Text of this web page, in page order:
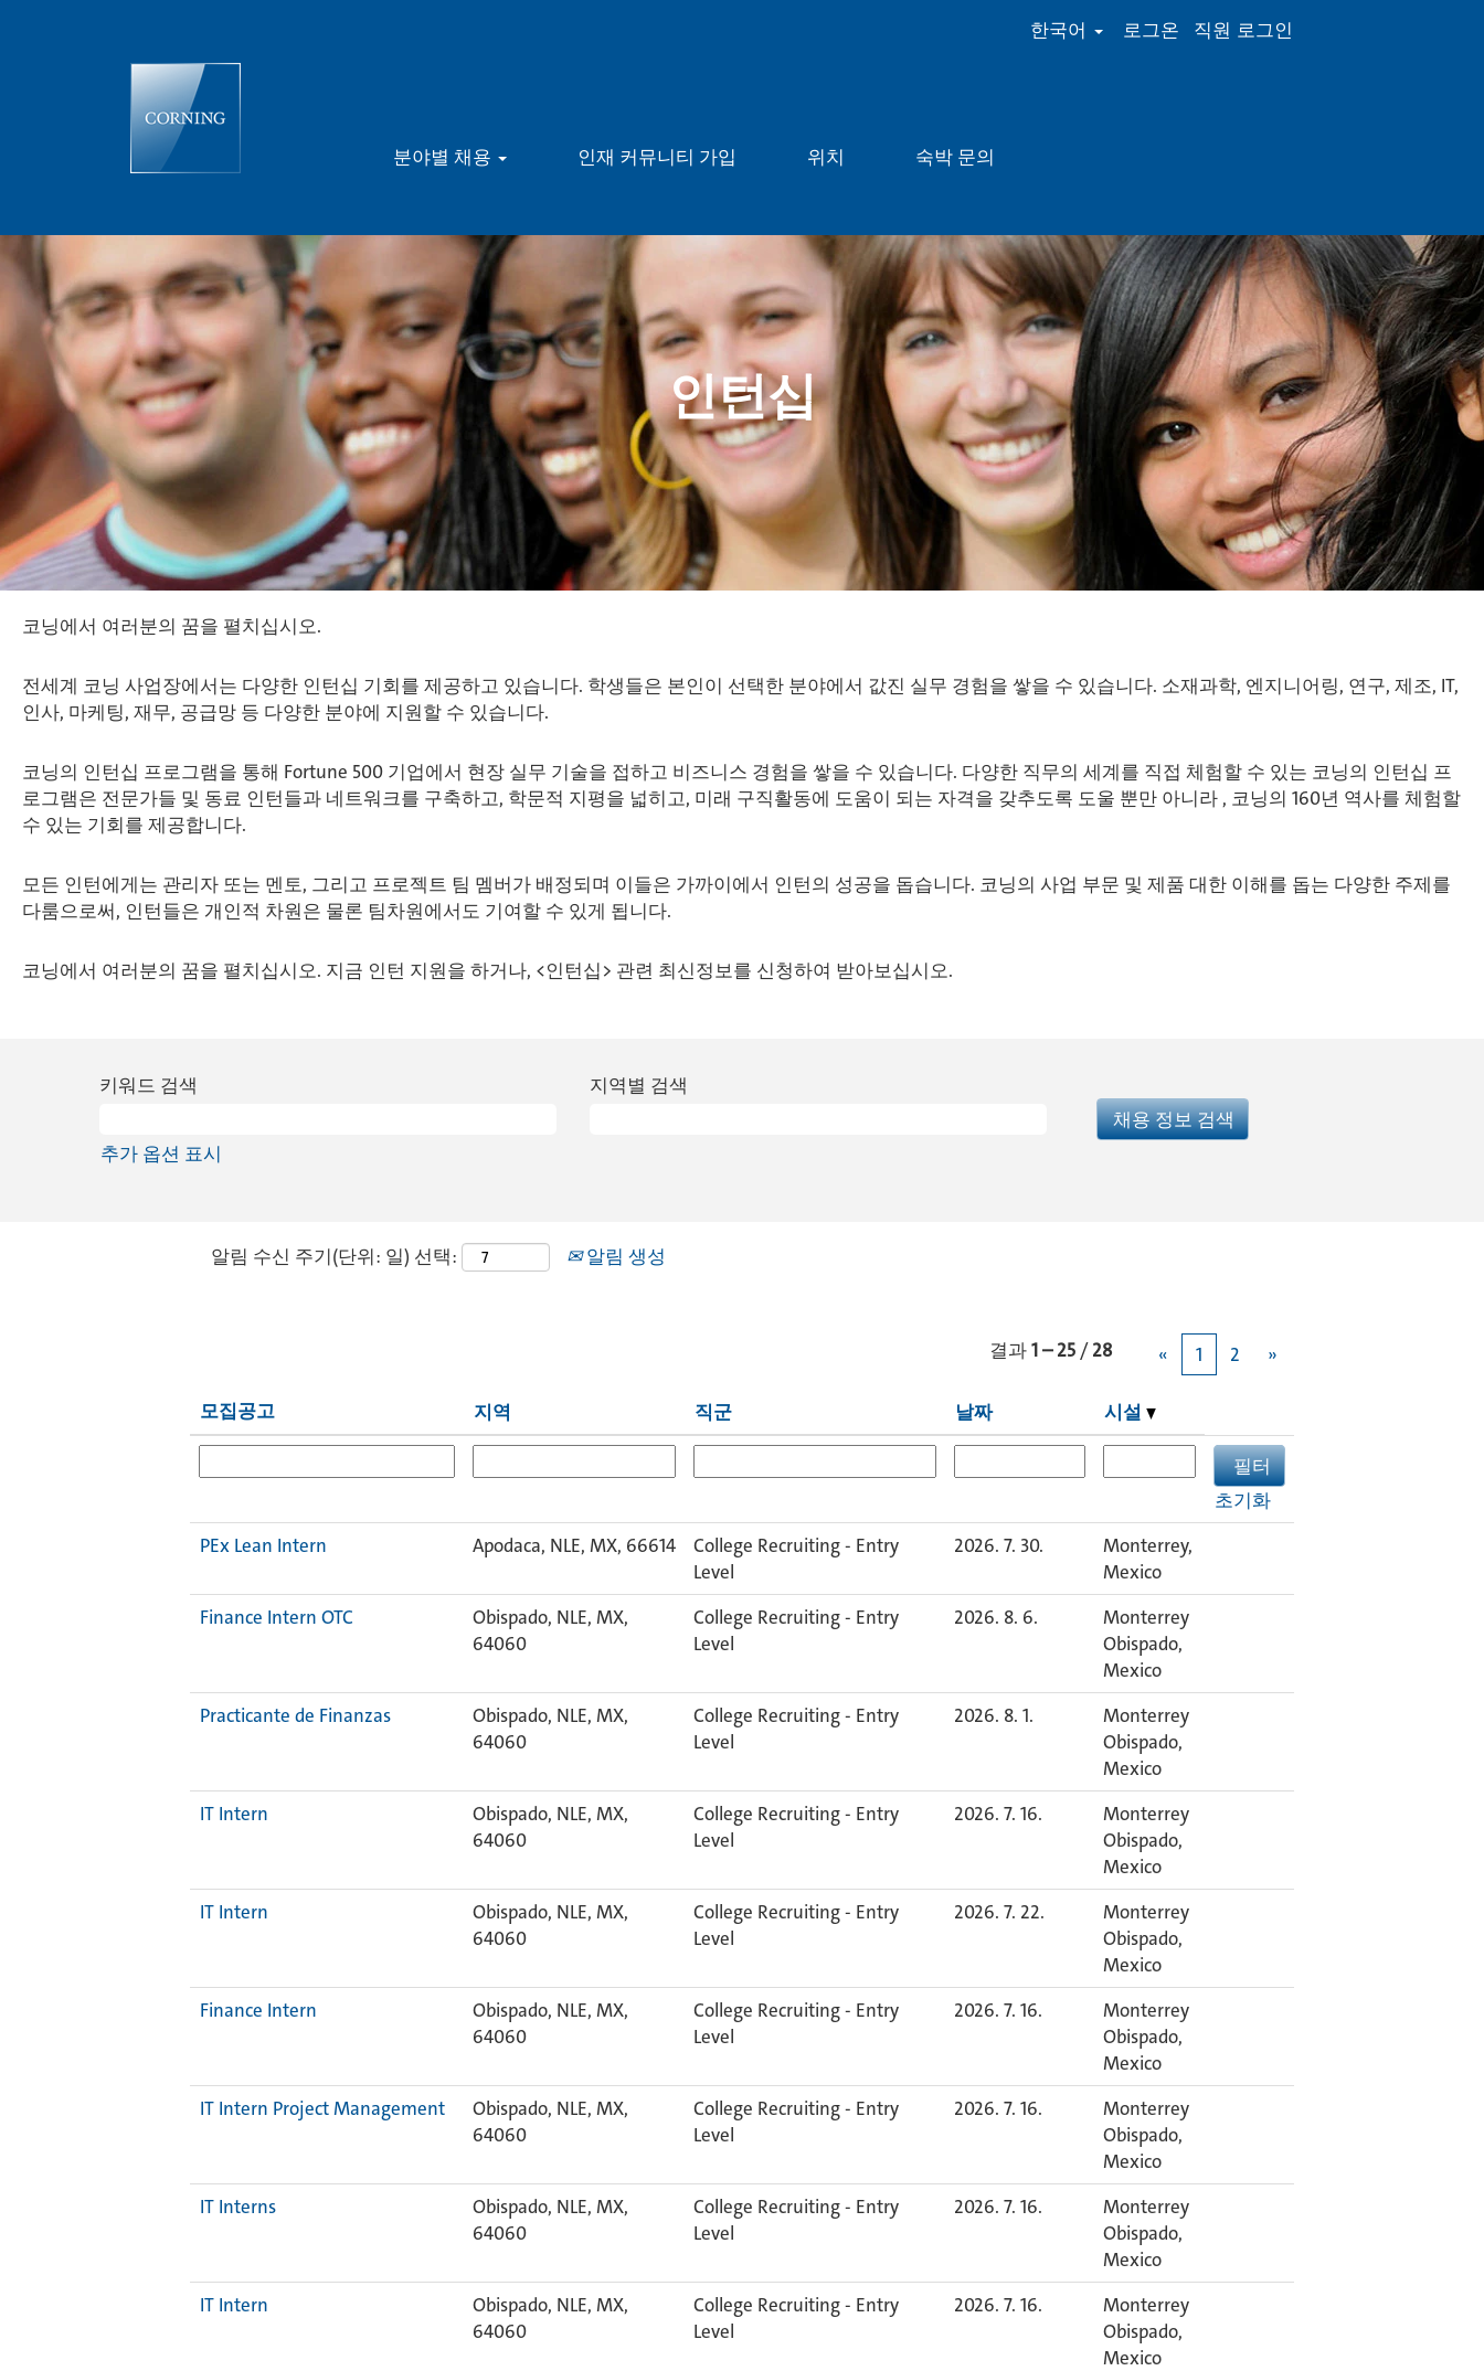
한국어 로그온 직원 로그인
분야별 채용 인재 커뮤니티 가입 위치 숙박 문의
턴
십
인턴십
코닝에서 여러분의 꿈을 펼치십시오.
전세계 코닝 사업장에서는 다양한 인턴십 기회를 제공하고 있습니다. 학생들은 본인이 선택한 분야에서 값진 실무 경험을 쌓을 수 있습니다. 소재과학, 엔지니어링, 연구, 제조, IT,
인사, 마케팅, 재무, 공급망 등 다양한 분야에 지원할 수 있습니다.
코닝의 인턴십 프로그램을 통해 Fortune 500 기업에서 현장 실무 기술을 접하고 비즈니스 경험을 쌓을 수 있습니다. 다양한 직무의 세계를 직접 체험할 수 있는 코닝의 인턴십 프
로그램은 전문가들 및 동료 인턴들과 네트워크를 구축하고, 학문적 지평을 넓히고, 미래 구직활동에 도움이 되는 자격을 갖추도록 도울 뿐만 아니라 , 코닝의 160년 역사를 체험할
수 있는 기회를 제공합니다.
모든 인턴에게는 관리자 또는 멘토, 그리고 프로젝트 팀 멤버가 배정되며 이들은 가까이에서 인턴의 성공을 돕습니다. 코닝의 사업 부문 및 제품 대한 이해를 돕는 다양한 주제를
다룸으로써, 인턴들은 개인적 차원은 물론 팀차원에서도 기여할 수 있게 됩니다.
코닝에서 여러분의 꿈을 펼치십시오. 지금 인턴 지원을 하거나, <인턴십> 관련 최신정보를 신청하여 받아보십시오.
키워드 검색 지역별 검색
추가 옵션 표시
알림 수신 주기(단위: 일) 선택: 알림 생성
결과1 – 25 /28 « 1 2 »
모집공고 지역 직군 날짜 시설
초기화
PEx Lean Intern
Apodaca, NLE, MX, 66614
College Recruiting - Entry
Level
2026. 7. 30.
Monterrey,
Mexico
Finance Intern OTC
Obispado, NLE, MX,
64060
College Recruiting - Entry
Level
2026. 8. 6.
Monterrey
Obispado,
Mexico
Practicante de Finanzas
Obispado, NLE, MX,
64060
College Recruiting - Entry
Level
2026. 8. 1.
Monterrey
Obispado,
Mexico
IT Intern
Obispado, NLE, MX,
64060
College Recruiting - Entry
Level
2026. 7. 16.
Monterrey
Obispado,
Mexico
IT Intern
Obispado, NLE, MX,
64060
College Recruiting - Entry
Level
2026. 7. 22.
Monterrey
Obispado,
Mexico
Finance Intern
Obispado, NLE, MX,
64060
College Recruiting - Entry
Level
2026. 7. 16.
Monterrey
Obispado,
Mexico
IT Intern Project Management
Obispado, NLE, MX,
64060
College Recruiting - Entry
Level
2026. 7. 16.
Monterrey
Obispado,
Mexico
IT Interns
Obispado, NLE, MX,
64060
College Recruiting - Entry
Level
2026. 7. 16.
Monterrey
Obispado,
Mexico
IT Intern
Obispado, NLE, MX,
64060
College Recruiting - Entry
Level
2026. 7. 16.
Monterrey
Obispado,
Mexico